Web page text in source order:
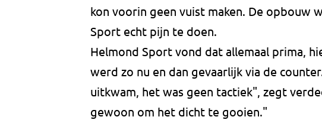
kon voorin geen vuist maken. De opbouw
Sport echt pijn te doen.
Helmond Sport vond dat allemaal prima,
werd zo nu en dan gevaarlijk via de
uitkwam, het was geen tactiek", zegt
gewoon om het dicht te gooien."